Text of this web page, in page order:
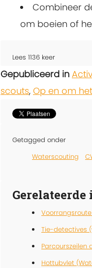
Combineer
om boeien of
Lees 1136 keer
Gepubliceerd in
scouts, Op en om
Getagged onder
Waterscouting
Gerelateerde
Tie-detectives
Parcourszeilen
Hottubvlet